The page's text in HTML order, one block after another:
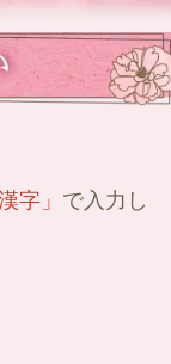
字」 で入力し